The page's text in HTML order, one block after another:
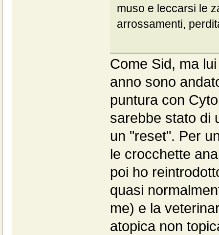
muso e leccarsi le
arrossamenti,
Come Sid, ma
anno sono
puntura con
sarebbe stato di
un "reset". Per
le crocchette
poi ho
quasi
me) e la
atopica non